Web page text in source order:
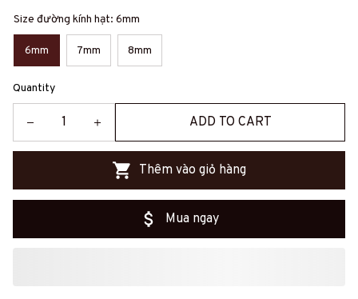
Size đường kính hạt: 6mm
6mm 7mm 8mm
Quantity
ADD TO CART
Thêm vào giỏ hàng
Mua ngay